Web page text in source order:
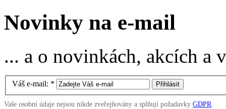
Novinky na e-mail
... a o novinkách, akcích
Váš e-mail: *
Vaše osobní údaje nejsou nikde zveřejňovány a splňují požadavky GDPR.